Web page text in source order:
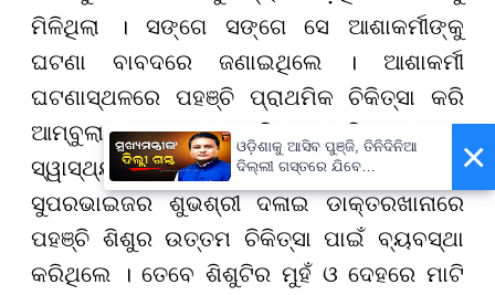
ମିଳିଥିଲା । ସଙ୍ଗେ ସଙ୍ଗେ ସେ ଆଶାକର୍ମୀଙ୍କୁ
ଘଟଣା ବାବଦରେ ଜଣାଇଥିଲେ । ଆଶାକର୍ମୀ
ଘଟଣାସ୍ଥଳରେ ପହଞ୍ଚି ପ୍ରାଥମିକ ଚିକିତ୍ସା କରି
ଆମ୍ବୁଲାନ୍ସ ଯୋଗେ କିଶାନତାଣ୍ଡି ଗୋଷ୍ଠୀ
ସ୍ୱାସ୍ଥ୍ୟ କେନ୍ଦ୍ରକୁ ଆଣିଥିଲେ । ପରେ
ସୁପରଭାଇଜର ଶୁଭଶ୍ରୀ ଦଳାଇ ଡାକ୍ତରଖାନାରେ
ପହଞ୍ଚି ଶିଶୁର ଉତ୍ତମ ଚିକିତ୍ସା ପାଇଁ ବ୍ୟବସ୍ଥା
କରିଥିଲେ । ତେବେ ଶିଶୁଟିର ମୁହଁ ଓ ଦେହରେ ମାଟି
×
ଓଡ଼ିଶାକୁ ଆସିବ ପୁଞ୍ଜି, ତିନିଦିନିଆ
ଦିଲ୍ଲୀ ଗସ୍ତରେ ଯିବେ